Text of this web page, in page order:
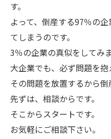
す。
よって、倒産する97％の
てしまうのです。
3％の企業の真似をしてみ
大企業でも、必ず問題を抱
その問題を放置するから倒
先ずは、相談からです。
そこからスタートです。
お気軽にご相談下さい。